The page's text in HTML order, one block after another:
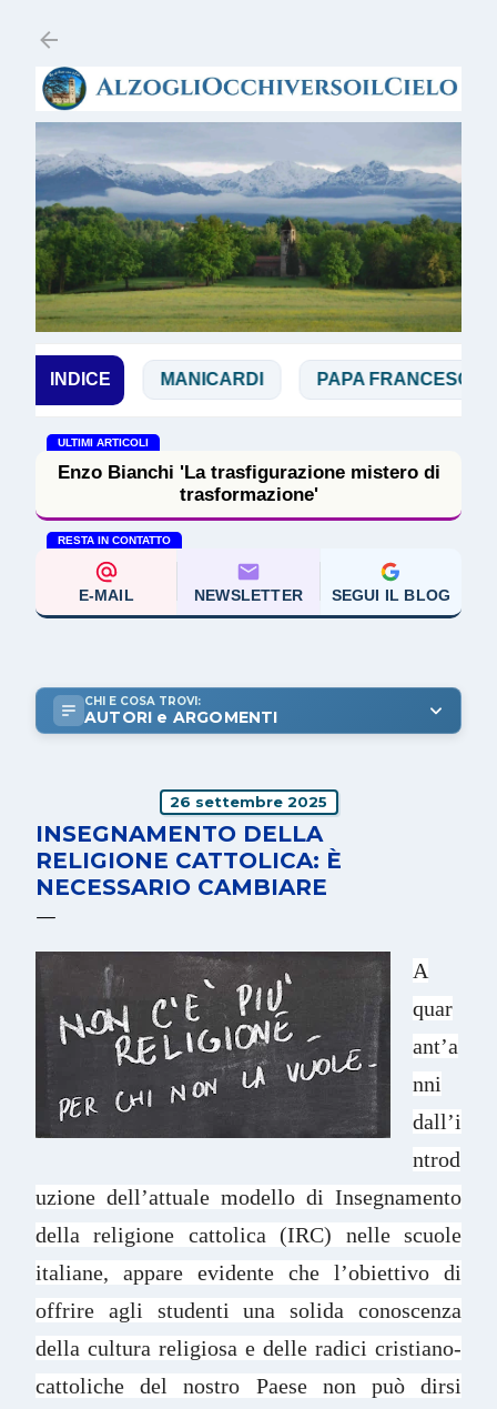
INDICEMANICARDI PAPA FRANCESCO
ULTIMI ARTICOLI
Enzo Bianchi 'La trasfigurazione mistero di
trasformazione'
RESTA IN CONTATTO
E-MAIL NEWSLETTER SEGUI IL BLOG
CHI E COSA TROVI:
AUTORI e ARGOMENTI
26 settembre 2025
INSEGNAMENTO DELLA
RELIGIONE CATTOLICA: È
NECESSARIO CAMBIARE
A
quar
ant’a
nni
dall’i
ntrod
uzione dell’attuale modello di Insegnamento
della religione cattolica (IRC) nelle scuole
italiane, appare evidente che l’obiettivo di
offrire agli studenti una solida conoscenza
della cultura religiosa e delle radici cristiano-
cattoliche del nostro Paese non può dirsi